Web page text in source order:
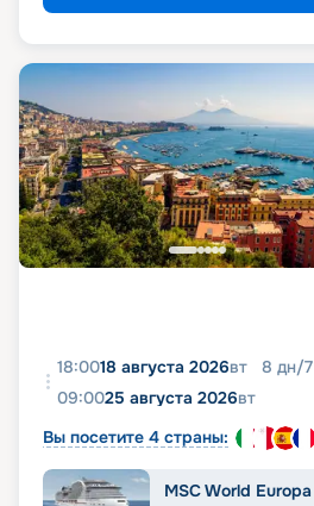
18:0018 августа 2026вт 8 дн/7
09:0025 августа 2026вт
Вы посетите 4 страны:
MSC World Europa